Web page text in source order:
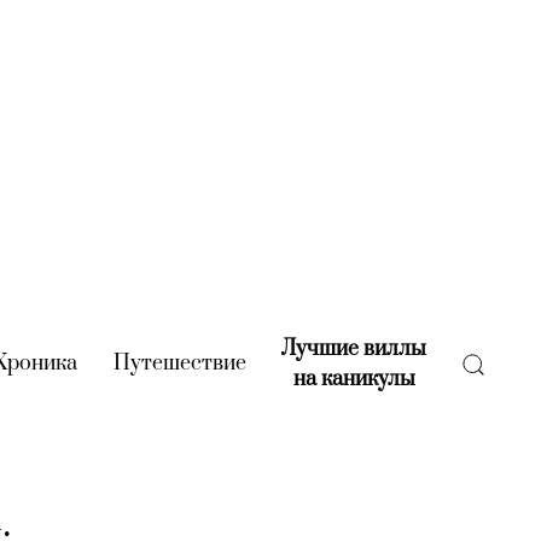
(current)
Путешествие(current)
Лучшие виллы
на каникулы(current)